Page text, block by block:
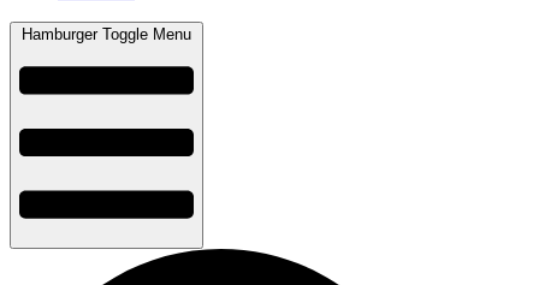
Hamburger Toggle Menu